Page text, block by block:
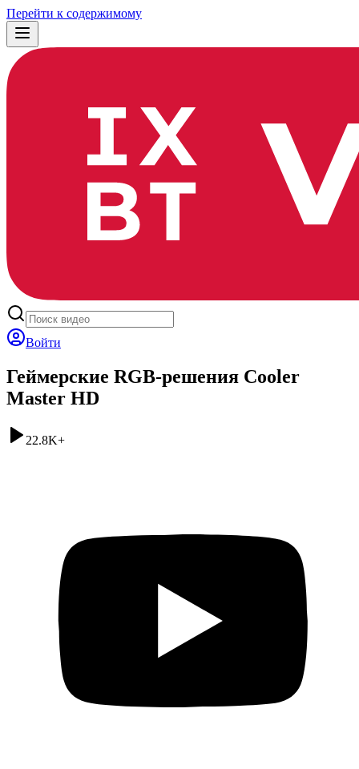
Перейти к содержимому
Войти
Геймерские RGB-решения Cooler
Master HD
22.8K+